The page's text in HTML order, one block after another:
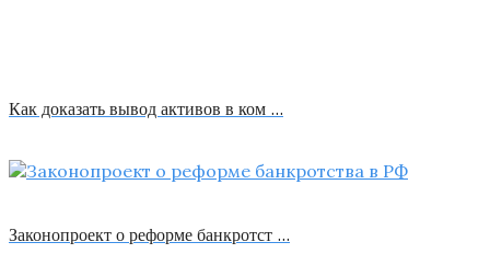
Как доказать вывод активов в ком …
Законопроект о реформе банкротст …